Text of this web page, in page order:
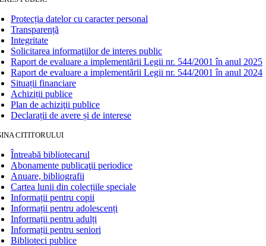
Protecția datelor cu caracter personal
Transparență
Integritate
Solicitarea informaţiilor de interes public
Raport de evaluare a implementării Legii nr. 544/2001 în anul 2025
Raport de evaluare a implementării Legii nr. 544/2001 în anul 2024
Situații financiare
Achiziții publice
Plan de achiziţii publice
Declarații de avere și de interese
CITITORULUI
Întreabă bibliotecarul
Abonamente publicaţii periodice
Anuare, bibliografii
Cartea lunii din colecțiile speciale
Informații pentru copii
Informații pentru adolescenți
Informații pentru adulți
Informații pentru seniori
Biblioteci publice